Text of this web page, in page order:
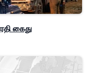
கைது